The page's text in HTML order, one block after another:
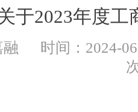
于2023年度工
时间：2024-